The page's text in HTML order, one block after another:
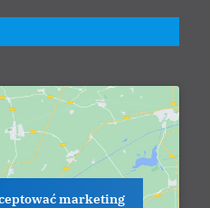
marketing